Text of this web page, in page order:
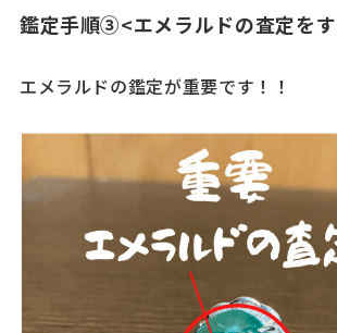
鑑定手順③<エメラルドの査定を
エメラルドの鑑定が重要です！！